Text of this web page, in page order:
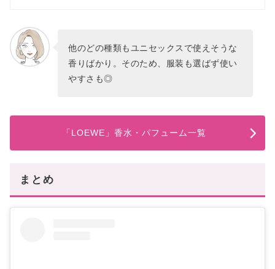
他のどの種類もユニセックスで使えそうな
香りばかり。そのため、服装も選ばず使い
やすさも◎
「LOEWE」香水・パフューム一覧
まとめ